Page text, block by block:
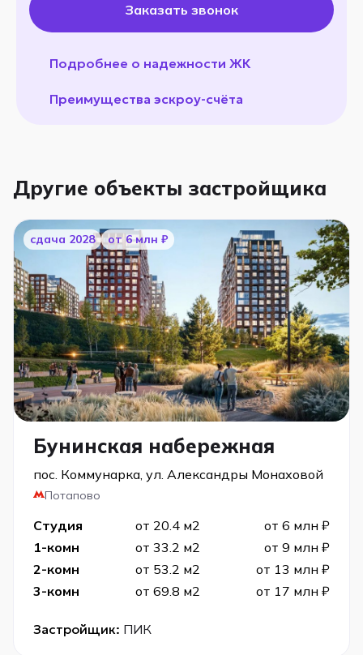
Заказать звонок
Подробнее о надежности ЖК
Преимущества эскроу-счёта
Другие объекты застройщика
cдача 2028 от 6 млн ₽
Бунинская набережная
пос. Коммунарка, ул. Александры Монаховой
Потапово
Студия от 20.4 м2
от 6 млн ₽
1-комн
от 33.2 м2
от 9 млн ₽
2-комн
от 53.2 м2
от 13 млн ₽
3-комн
от 69.8 м2 от 17 млн ₽
Застройщик: ПИК